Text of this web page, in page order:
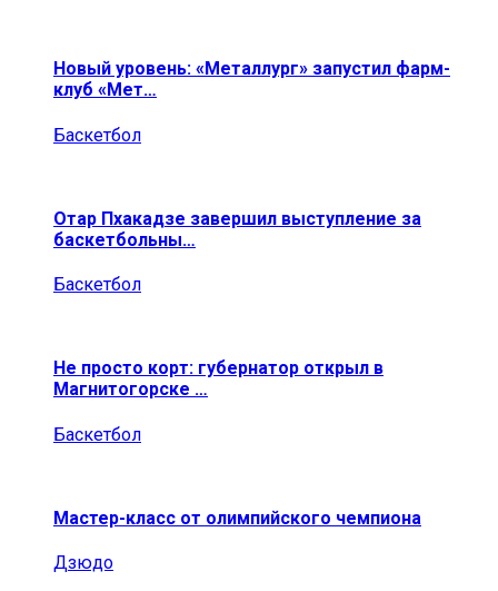
Новый уровень: «Металлург» запустил фарм-
клуб «Мет…
Баскетбол
Отар Пхакадзе завершил выступление за
баскетбольны…
Баскетбол
Не просто корт: губернатор открыл в
Магнитогорске …
Баскетбол
Мастер-класс от олимпийского чемпиона
Дзюдо